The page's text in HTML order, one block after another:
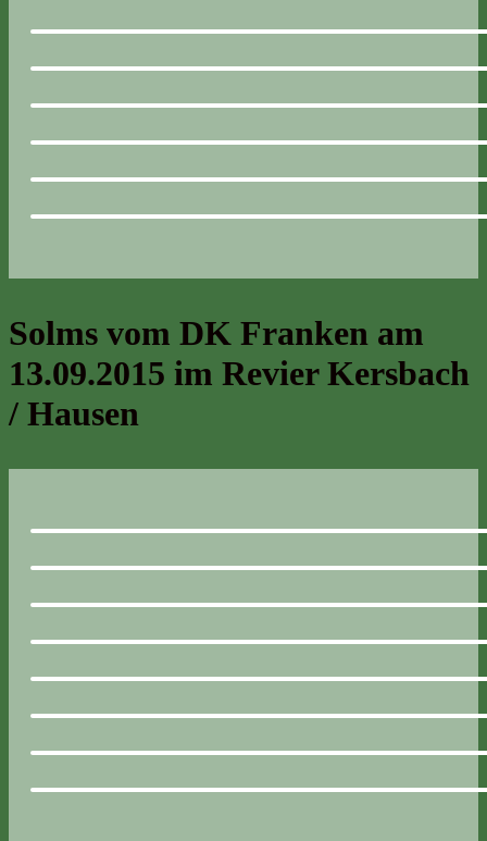
Solms vom DK Franken am
13.09.2015 im Revier Kersbach
/ Hausen